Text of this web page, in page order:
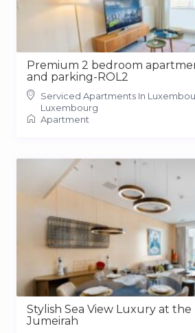
Premium 2 bedroom
and parking-ROL2
Serviced Apartments In
Luxembourg
Apartment
Stylish Sea View Luxury at the
Jumeirah